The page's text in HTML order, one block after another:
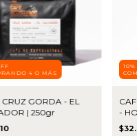
4 O MÁS
CRUZ GORDA - EL
| 250gr
10%
-